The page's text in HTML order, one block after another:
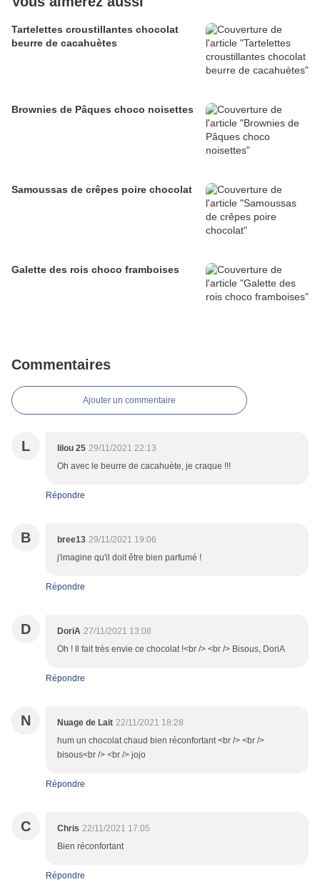
Tartelettes croustillantes chocolat
beurre de cacahuètes
Brownies de Pâques choco noisettes
Samoussas de crêpes poire chocolat
Galette des rois choco framboises
Commentaires
Ajouter un commentaire
L lilou 25 29/11/2021 22:13
Oh avec le beurre de cacahuète, je craque !!!
Répondre
B bree13 29/11/2021 19:06
j'imagine qu'il doit être bien parfumé !
Répondre
D DoriA 27/11/2021 13:08
Oh ! Il fait très envie ce chocolat !<br /> <br /> Bisous, DoriA
Répondre
N Nuage de Lait 22/11/2021 18:28
hum un chocolat chaud bien réconfortant <br /> <br />
bisous<br /> <br /> jojo
Répondre
C Chris 22/11/2021 17:05
Bien réconfortant
Répondre